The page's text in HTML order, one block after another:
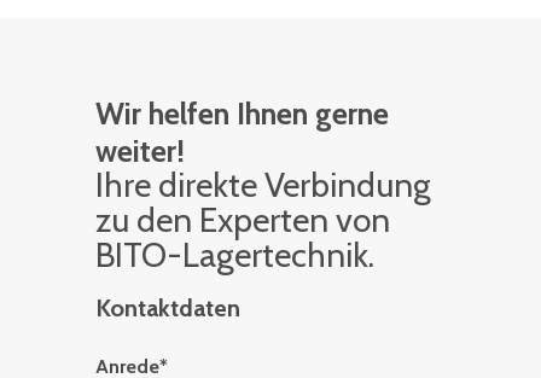
Wir helfen Ihnen gerne
weiter!
Ihre di­rek­te Ver­bin­dung
zu den Ex­per­ten von
BITO-La­ger­tech­nik.
Kontaktdaten
Anrede*